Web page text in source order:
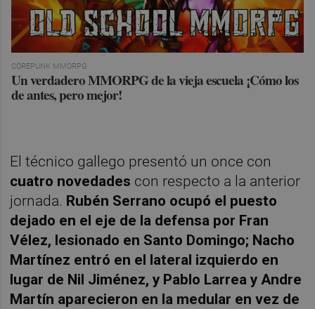
COREPUNK MMORPG
Un verdadero MMORPG de la vieja escuela ¡Cómo los
de antes, pero mejor!
El técnico gallego presentó un once con
cuatro novedades con respecto a la anterior
jornada. Rubén Serrano ocupó el puesto
dejado en el eje de la defensa por Fran
Vélez, lesionado en Santo Domingo; Nacho
Martínez entró en el lateral izquierdo en
lugar de Nil Jiménez, y Pablo Larrea y Andre
Martín aparecieron en la medular en vez de